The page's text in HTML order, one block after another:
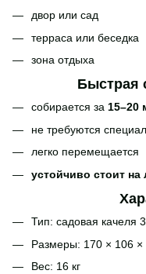
двор или сад
терраса или беседка
зона отдыха
Быстрая
собирается за 15–20
не требуются
легко перемещается
устойчиво стоит
Тип: садовая качеля
Размеры: 170 × 106 ×
Вес: 16 кг